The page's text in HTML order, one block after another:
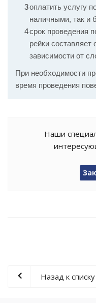
оплатить услугу
наличными, так и
срок проведения
рейки составляет
зависимости от
При необходимости
время проведения
Наши
Назад к списку